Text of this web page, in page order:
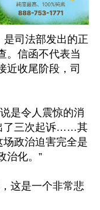
是司法部发出的正
。信函不代表当
近收尾阶段，司
是令人震惊的消
了三次起诉……其
场政治迫害完全是
治化。”
这是一个非常悲